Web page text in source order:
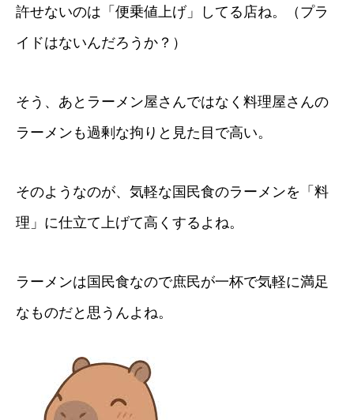
許せないのは「便乗値上げ」してる店ね。（プラ
イドはないんだろうか？）
そう、あとラーメン屋さんではなく料理屋さんの
ラーメンも過剰な拘りと見た目で高い。
そのようなのが、気軽な国民食のラーメンを「料
理」に仕立て上げて高くするよね。
ラーメンは国民食なので庶民が一杯で気軽に満足
なものだと思うんよね。